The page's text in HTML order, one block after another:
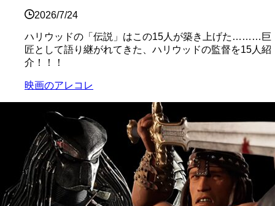
2026/7/24
ハリウッドの「伝説」はこの15人が築き上げた………巨
匠として語り継がれてきた、ハリウッドの監督を15人紹
介！！！
映画のアレコレ